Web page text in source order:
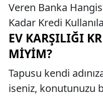
Veren Banka
Kadar Kredi
EV KARŞILIĞI
MIYIM?
Tapusu kendi
iseniz, konutunuzu